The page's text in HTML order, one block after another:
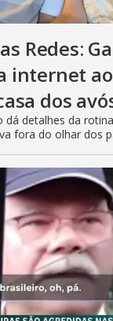
Redes:
internet
dos
dá detalhes da
fora do olhar dos